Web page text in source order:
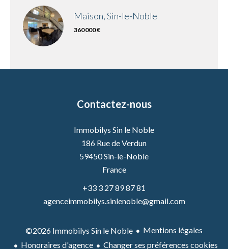
Maison, Sin-le-Noble
360 000 €
Contactez-nous
Immobilys Sin le Noble
186 Rue de Verdun
59450Sin-le-Noble
France
+33 3 27 89 87 81
agenceimmobilys.sinlenoble@gmail.com
©2026 Immobilys Sin le Noble
Mentions légales
Honoraires d'agence
Changer ses préférences cookies